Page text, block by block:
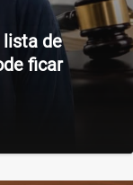
lista de
ficar